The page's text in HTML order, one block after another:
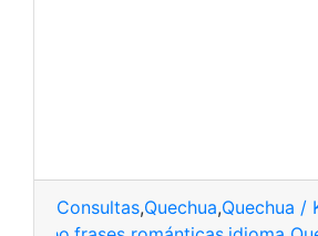
Consultas,Quechua,Quechua /